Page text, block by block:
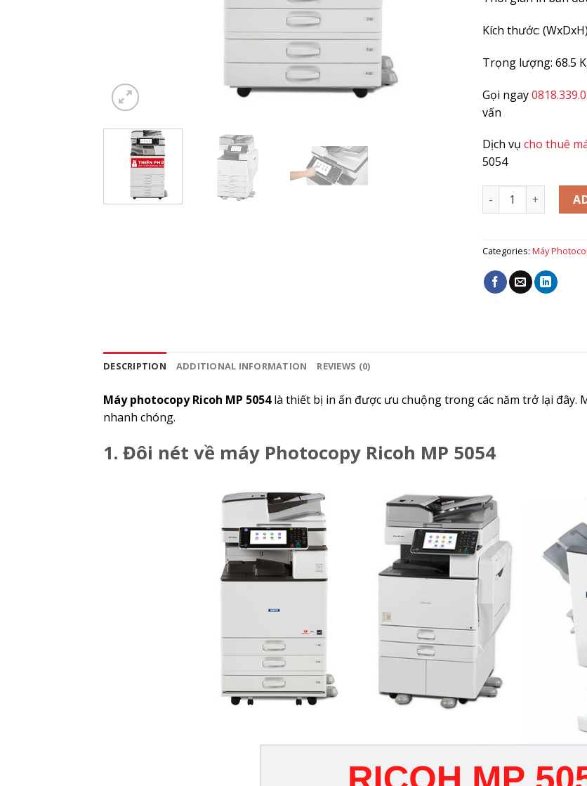
Kích thước:
Trọng lượng: 68.5
Gọi ngay
vấn
Dịch vụ cho thuê
5054
MÁY PHOTOCOPY
Categories: Máy
DESCRIPTION ADDITIONAL INFORMATION REVIEWS (0)
Máy photocopy Ricoh MP 5054là thiết bị in ấn được ưu chuộng trong các năm trở lại
nhanh chóng.
1. Đôi nét về máy Photocopy Ricoh MP 5054